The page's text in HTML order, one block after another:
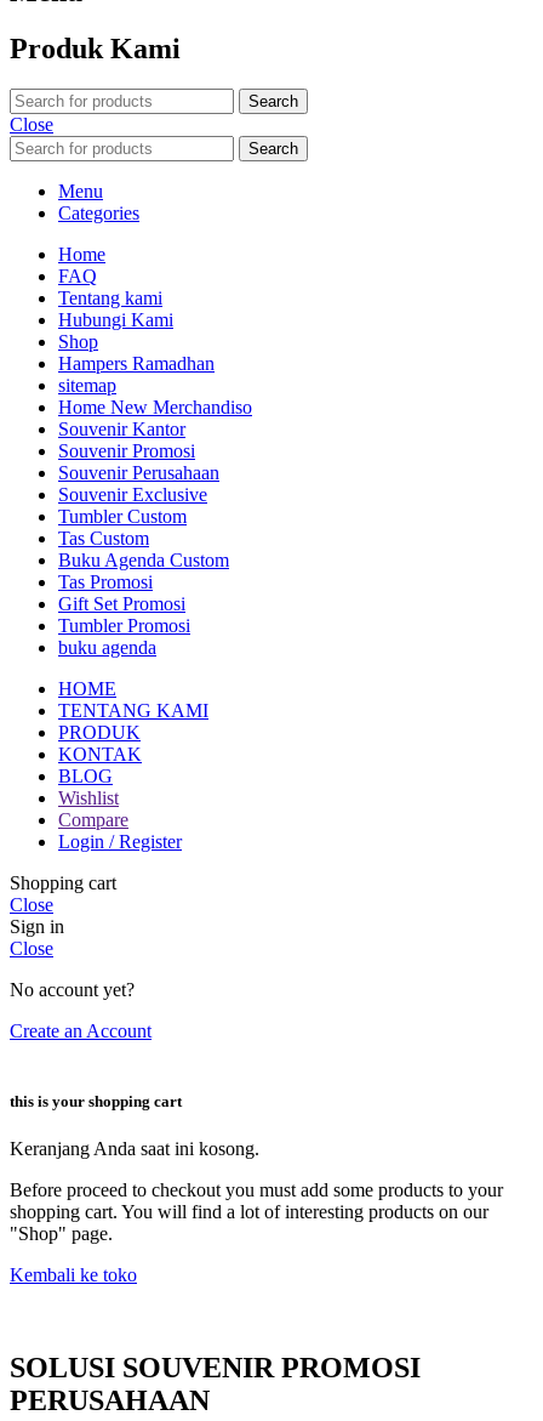
Produk Kami
Search
Close
Search
Menu
Categories
Home
FAQ
Tentang kami
Hubungi Kami
Shop
Hampers Ramadhan
sitemap
Home New Merchandiso
Souvenir Kantor
Souvenir Promosi
Souvenir Perusahaan
Souvenir Exclusive
Tumbler Custom
Tas Custom
Buku Agenda Custom
Tas Promosi
Gift Set Promosi
Tumbler Promosi
buku agenda
HOME
TENTANG KAMI
PRODUK
KONTAK
BLOG
Wishlist
Compare
Login / Register
Shopping cart
Close
Sign in
Close
No account yet?
Create an Account
this is your shopping cart
Keranjang Anda saat ini kosong.
Before proceed to checkout you must add some products to your
shopping cart. You will find a lot of interesting products on our
"Shop" page.
Kembali ke toko
SOLUSI SOUVENIR PROMOSI
PERUSAHAAN